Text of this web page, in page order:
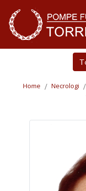
Home Necrologi